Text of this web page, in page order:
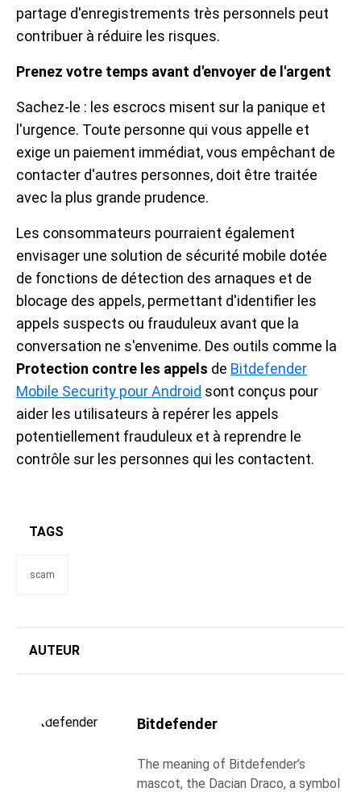
partage d'enregistrements très personnels peut
contribuer à réduire les risques.
Prenez votre temps avant d'envoyer de l'argent
Sachez-le : les escrocs misent sur la panique et
l'urgence. Toute personne qui vous appelle et
exige un paiement immédiat, vous empêchant de
contacter d'autres personnes, doit être traitée
avec la plus grande prudence.
Les consommateurs pourraient également
envisager une solution de sécurité mobile dotée
de fonctions de détection des arnaques et de
blocage des appels, permettant d'identifier les
appels suspects ou frauduleux avant que la
conversation ne s'envenime. Des outils comme la
Protection contre les appels de Bitdefender
Mobile Security pour Android sont conçus pour
aider les utilisateurs à repérer les appels
potentiellement frauduleux et à reprendre le
contrôle sur les personnes qui les contactent.
TAGS
scam
AUTEUR
Bitdefender
The meaning of Bitdefender’s
mascot, the Dacian Draco, a symbol